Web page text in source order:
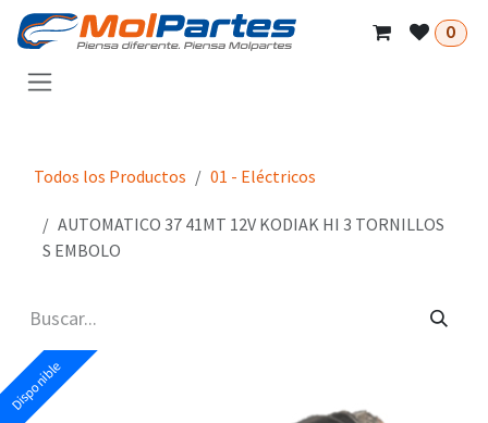
Ir al contenido
0
Todos los Productos 01 - Eléctricos
AUTOMATICO 37 41MT 12V KODIAK HI 3 TORNILLOS
S EMBOLO
Disponible